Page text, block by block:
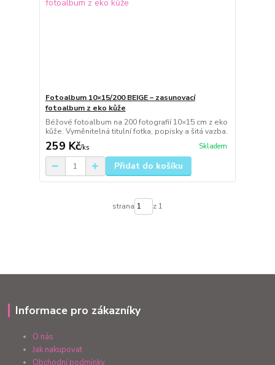
Fotoalbum 10×15/200 BEIGE – zasunovací
fotoalbum z eko kůže
Béžové fotoalbum na 200 fotografií 10×15 cm z eko
kůže. Vyměnitelná titulní fotka, popisky a šitá vazba.
259 Kč/ks Skladem
Přidat do košíku
strana z 1
Informace pro zákazníky
O nás
Jak nakupovat
Obchodní podmínky